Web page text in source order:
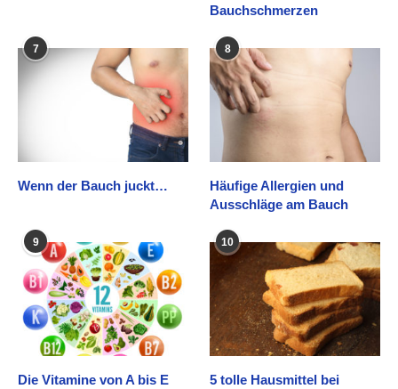
Bauchschmerzen
7
Wenn der Bauch juckt…
8
Häufige Allergien und
Ausschläge am Bauch
9
Die Vitamine von A bis E
10
5 tolle Hausmittel bei